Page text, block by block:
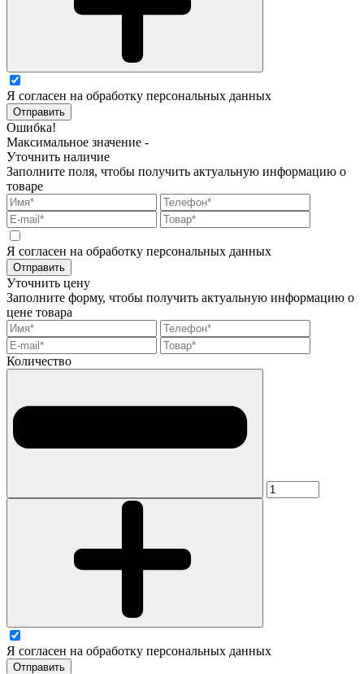
Я согласен на обработку персональных данных
Отправить
Ошибка!
Максимальное значение -
Уточнить наличие
Заполните поля, чтобы получить актуальную информацию о
товаре
Я согласен на обработку персональных данных
Отправить
Уточнить цену
Заполните форму, чтобы получить актуальную информацию о
цене товара
Количество
Я согласен на обработку персональных данных
Отправить